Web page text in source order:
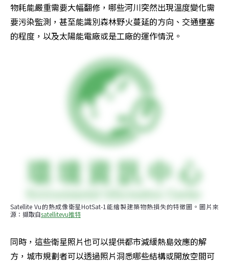
物耗能嚴重需要大幅翻修，哪些河川突然出現溫度變化需
要污染監測，甚至能識別森林野火蔓延的方向、交通壅塞
的程度，以及太陽能電廠或是工廠的運作情況。
Satellite Vu的熱成像衛星HotSat-1能繪製建築物熱損失的特徵圖。圖片來
源：擷取自satellitevu推特
同時，這些衛星照片也可以提供都市減緩熱島效應的解
方，城市規劃者可以透過照片洞悉哪些結構或開放空間可